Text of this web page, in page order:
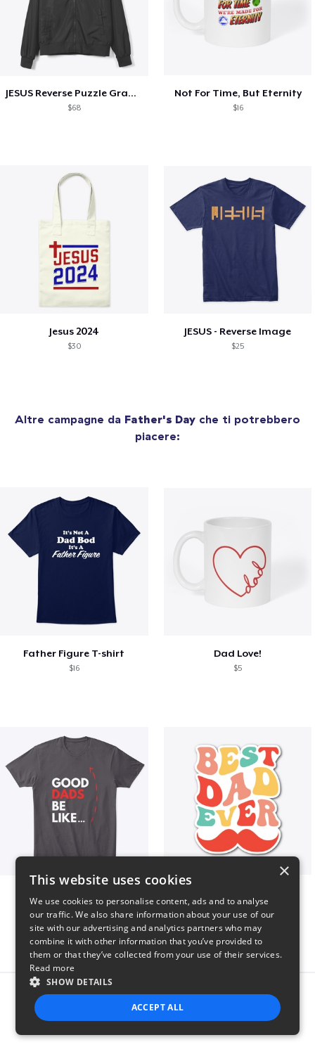
JESUS Reverse Puzzle Graphic
$68
Not For Time, But Eternity
$16
Jesus 2024
$30
JESUS - Reverse Image
$25
Altre campagne da Father's Day che ti potrebbero
piacere:
Father Figure T-shirt
$16
Dad Love!
$5
$35 $5
Report this product
×
This website uses cookies
We use cookies to personalise content, ads and to analyse
our traffic. We also share information about your use of our
site with our advertising and analytics partners who may
combine it with other information that you’ve provided to
them or that they’ve collected from your use of their services.
Read more
SHOW DETAILS
ACCEPT ALL
STRICTLY NECESSARY PERFORMANCE